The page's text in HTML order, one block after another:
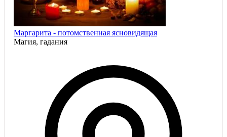
Маргарита - потомственная ясновидящая
Магия, гадания